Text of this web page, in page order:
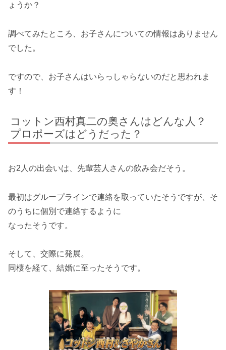
ょうか？
調べてみたところ、お子さんについての情報はありません
でした。
ですので、お子さんはいらっしゃらないのだと思われま
す！
コットン⻄村真⼆の奥さんはどんな人？
プロポーズはどうだった？
お2人の出会いは、先輩芸人さんの飲み会だそう。
最初はグループラインで連絡を取っていたそうですが、そ
のうちに個別で連絡するように
なったそうです。
そして、交際に発展。
同棲を経て、結婚に至ったそうです。